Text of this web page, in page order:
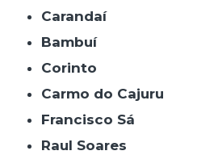
Carandaí
Bambuí
Corinto
Carmo do Cajuru
Francisco Sá
Raul Soares